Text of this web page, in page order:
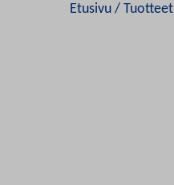
Etusivu / Tuotteet